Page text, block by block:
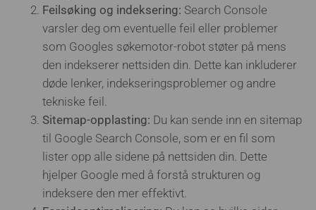
Feilsøking og indeksering: Search Console
varsler deg om eventuelle feil eller problemer
som Googles søkemotor-robot støter på mens
den indekserer nettsiden din. Dette kan inkluderer
døde lenker, indekseringsproblemer og andre
tekniske feil.
Sitemap-opplasting: Du kan sende inn en sitemap
til Google Search Console, som er en fil som
lister opp alle sidene på nettsiden din. Dette
hjelper Google med å forstå strukturen og
indeksere den mer effektivt.